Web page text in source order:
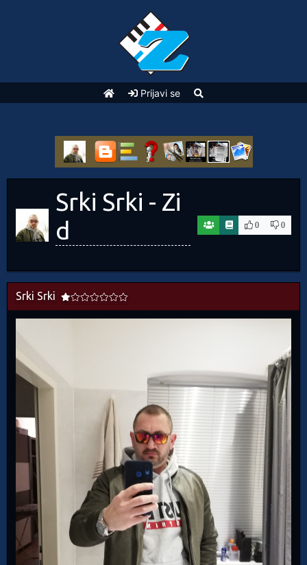
Prijavi se
Srki Srki - Zi
d
0 0
Srki Srki